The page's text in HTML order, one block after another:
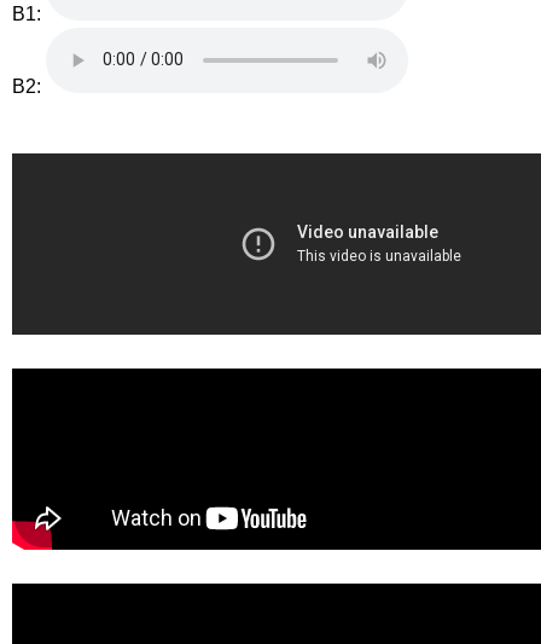
B1:
B2: